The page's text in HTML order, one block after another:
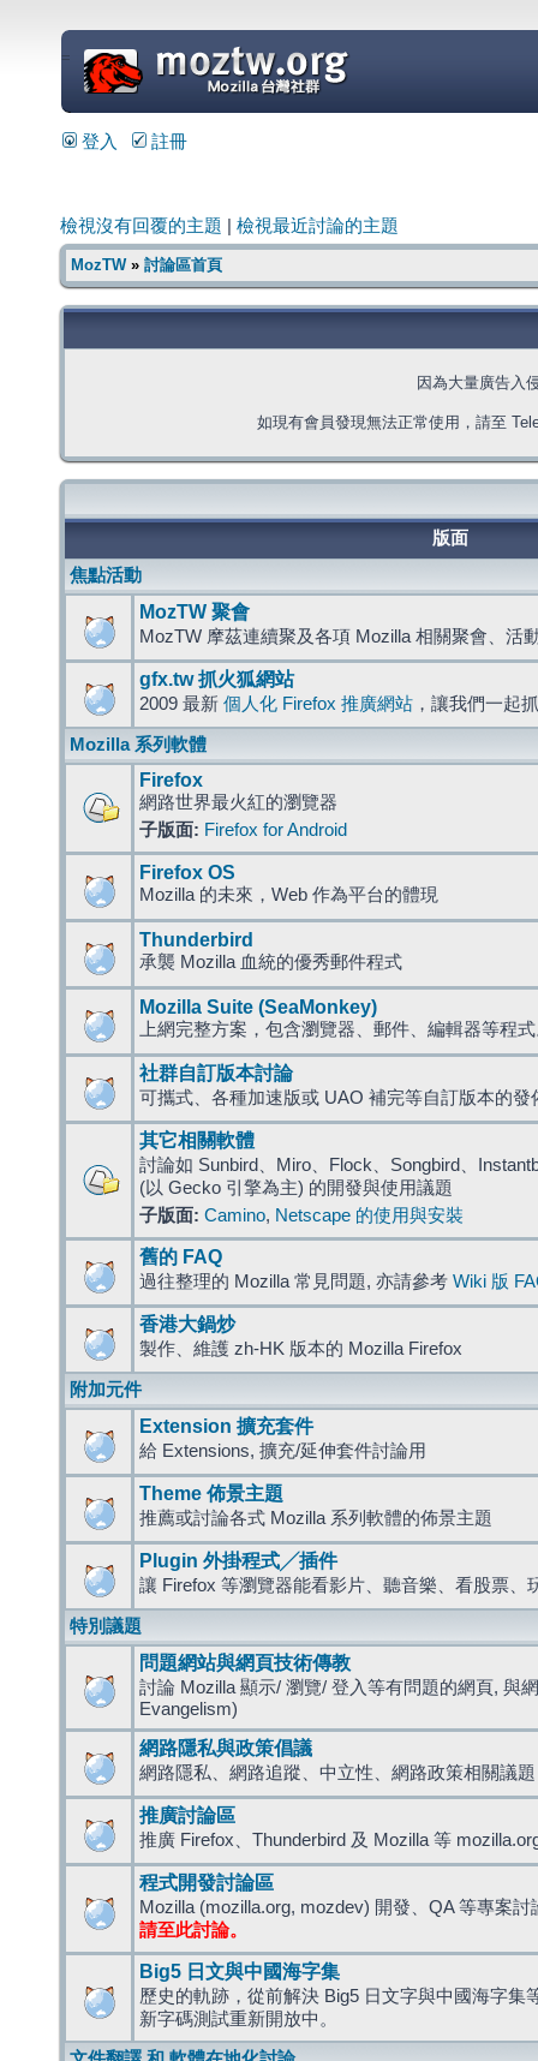
=
登入 註冊
檢視沒有回覆的主題 檢視最近討論的主題
MozTW» 討論區首頁
因為大量廣告入
如現有會員發現無法正常使用，請至
版面
焦點活動
MozTW 聚會
MozTW 摩茲連續聚及各項 Mozilla 相關聚會、活
gfx.tw 抓火狐網站
2009 最新 個人化 Firefox 推廣網站 ，讓我們一起
Mozilla 系列軟體
Firefox
網路世界最火紅的瀏覽器
子版面: Firefox for Android
Firefox OS
Mozilla 的未來，Web 作為平台的體現
Thunderbird
承襲 Mozilla 血統的優秀郵件程式
Mozilla Suite (SeaMonkey)
上網完整方案，包含瀏覽器、郵件、編輯器等程
社群自訂版本討論
可攜式、各種加速版或 UAO 補完等自訂版本的發
其它相關軟體
討論如 Sunbird、Miro、Flock、Songbird、
(以 Gecko 引擎為主) 的開發與使用議題
子版面: Camino, Netscape 的使用與安裝
舊的 FAQ
過往整理的 Mozilla 常見問題, 亦請參考 Wiki 版
香港大鍋炒
製作、維護 zh-HK 版本的 Mozilla Firefox
附加元件
Extension 擴充套件
給 Extensions, 擴充/延伸套件討論用
Theme 佈景主題
推薦或討論各式 Mozilla 系列軟體的佈景主題
Plugin 外掛程式╱插件
讓 Firefox 等瀏覽器能看影片、聽音樂、看股票、
特別議題
問題網站與網頁技術傳教
討論 Mozilla 顯示/ 瀏覽/ 登入等有問題的網頁, 與
Evangelism)
網路隱私與政策倡議
網路隱私、網路追蹤、中立性、網路政策相關議題
推廣討論區
推廣 Firefox、Thunderbird 及 Mozilla 等
程式開發討論區
Mozilla (mozilla.org, mozdev) 開發、QA 等專案討
請至此討論。
Big5 日文與中國海字集
歷史的軌跡，從前解決 Big5 日文字與中國海字集
新字碼測試重新開放中。